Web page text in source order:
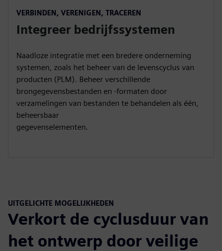
VERBINDEN, VERENIGEN, TRACEREN
Integreer bedrijfssystemen
Naadloze integratie met een bredere onderneming
systemen, zoals het beheer van de levenscyclus van
producten (PLM). Beheer verschillende
brongegevensbestanden en -formaten door
verzamelingen van bestanden te behandelen als één,
beheersbaar
gegevenselementen.
UITGELICHTE MOGELIJKHEDEN
Verkort de cyclusduur van
het ontwerp door veilige